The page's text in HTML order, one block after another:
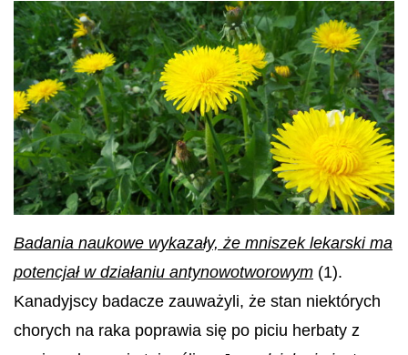
Badania naukowe wykazały, że mniszek lekarski ma
potencjał w działaniu antynowotworowym (1).
Kanadyjscy badacze zauważyli, że stan niektórych
chorych na raka poprawia się po piciu herbaty z